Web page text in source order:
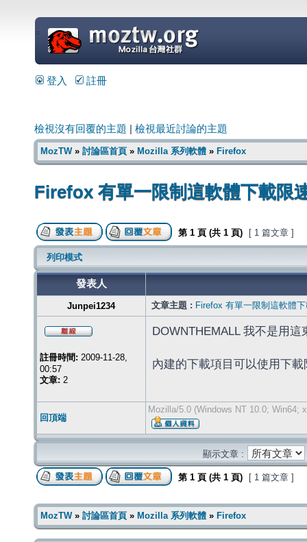
=
登入 註冊
檢視沒有回覆的主題 檢視最近討論的主題
MozTW» 討論區首頁 » Mozilla 系列軟體 » Firefox
Firefox 有單一限制這軟體下載限
第 1 頁 (共 1 頁) [ 1 篇文章 ]
列印模式
發表人
Junpei1234 文章主題 : Firefox 有單一限制這軟體
註冊時間: 2009-11-28,
00:57
文章: 2
DOWNTHEMALL 我不是用
內建的下載項目可以使用下
回頂端
Mozilla/5.0 (Windows NT 10.0; Win64;
顯示文章 :
第 1 頁 (共 1 頁) [ 1 篇文章 ]
MozTW» 討論區首頁 » Mozilla 系列軟體 » Firefox